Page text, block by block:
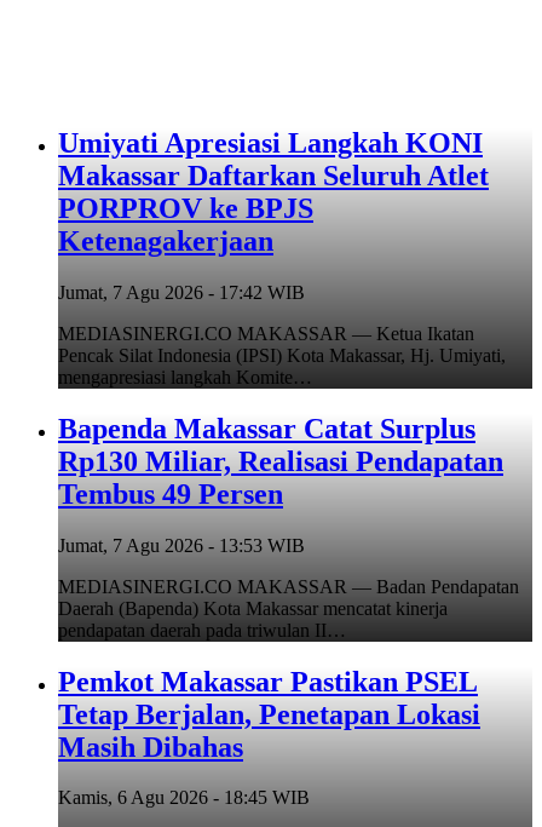
Umiyati Apresiasi Langkah KONI
Makassar Daftarkan Seluruh Atlet
PORPROV ke BPJS
Ketenagakerjaan
Jumat, 7 Agu 2026 - 17:42 WIB
MEDIASINERGI.CO MAKASSAR — Ketua Ikatan
Pencak Silat Indonesia (IPSI) Kota Makassar, Hj. Umiyati,
mengapresiasi langkah Komite…
Bapenda Makassar Catat Surplus
Rp130 Miliar, Realisasi Pendapatan
Tembus 49 Persen
Jumat, 7 Agu 2026 - 13:53 WIB
MEDIASINERGI.CO MAKASSAR — Badan Pendapatan
Daerah (Bapenda) Kota Makassar mencatat kinerja
pendapatan daerah pada triwulan II…
Pemkot Makassar Pastikan PSEL
Tetap Berjalan, Penetapan Lokasi
Masih Dibahas
Kamis, 6 Agu 2026 - 18:45 WIB